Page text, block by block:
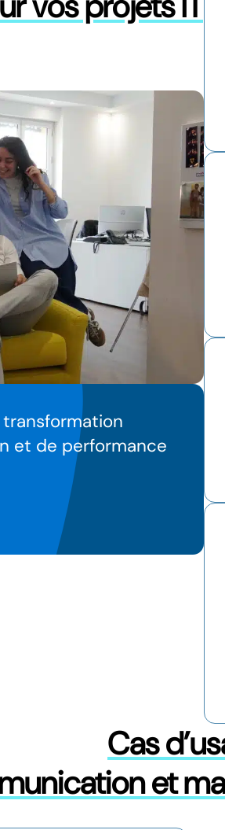
et de performance
Cas
et